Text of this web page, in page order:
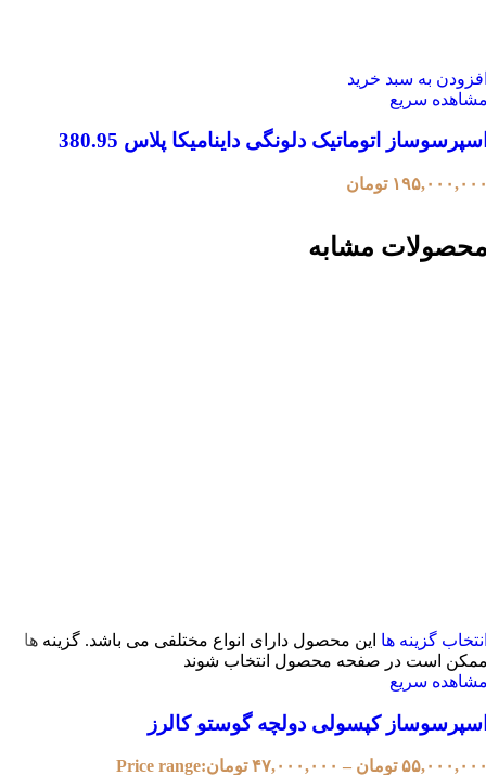
به سبد خرید
سریع
اتوماتیک دلونگی داینامیکا پلاس 380.95
تومان
مشابه
گزینه ها این محصول دارای انواع مختلفی می باشد. گزینه ها
است در صفحه محصول انتخاب شوند
سریع
کپسولی دولچه گوستو کالرز
تومان – ۴۷,۰۰۰,۰۰۰ تومانPrice range: